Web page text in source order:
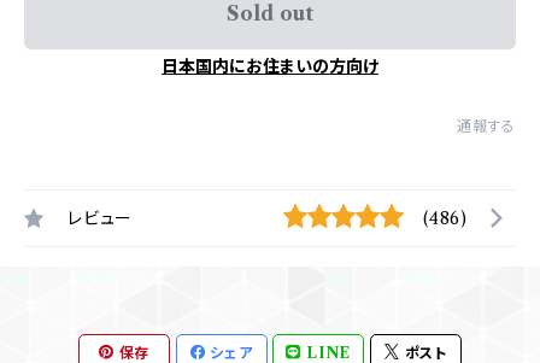
Sold out
日本国内にお住まいの方向け
通報する
レビュー (486)
保存 シェア LINE ポスト